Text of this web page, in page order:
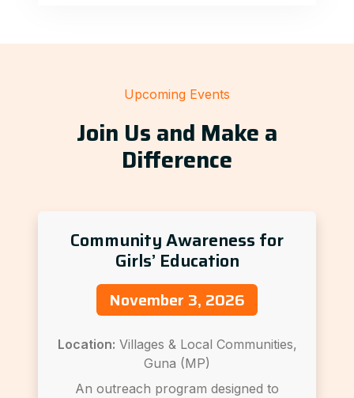
Upcoming Events
Join Us and Make a
Difference
Community Awareness for
Girls’ Education
November 3, 2026
Location: Villages & Local Communities,
Guna (MP)
An outreach program designed to